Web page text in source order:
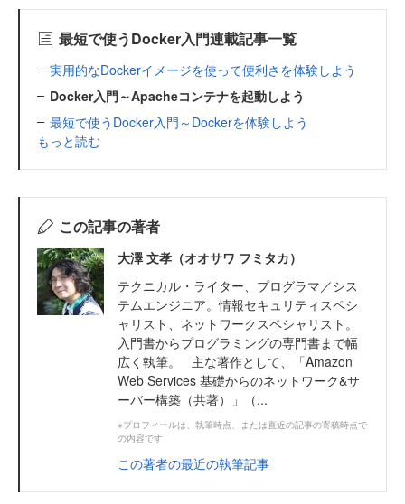
最短で使うDocker入門連載記事一覧
実用的なDockerイメージを使って便利さを体験しよう
Docker入門～Apacheコンテナを起動しよう
最短で使うDocker入門～Dockerを体験しよう
もっと読む
この記事の著者
大澤 文孝（オオサワ フミタカ）
テクニカル・ライター、プログラマ／シス
テムエンジニア。情報セキュリティスペシ
ャリスト、ネットワークスペシャリスト。
入門書からプログラミングの専門書まで幅
広く執筆。 主な著作として、「Amazon
Web Services 基礎からのネットワーク&サ
ーバー構築（共著）」（...
※プロフィールは、執筆時点、または直近の記事の寄稿時点で
の内容です
この著者の最近の執筆記事